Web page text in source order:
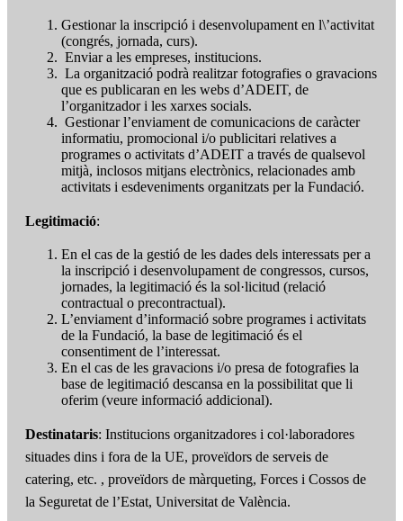
Gestionar la inscripció i desenvolupament en l\’activitat
(congrés, jornada, curs).
Enviar a les empreses, institucions.
La organització podrà realitzar fotografies o gravacions
que es publicaran en les webs d’ADEIT, de
l’organitzador i les xarxes socials.
Gestionar l’enviament de comunicacions de caràcter
informatiu, promocional i/o publicitari relatives a
programes o activitats d’ADEIT a través de qualsevol
mitjà, inclosos mitjans electrònics, relacionades amb
activitats i esdeveniments organitzats per la Fundació.
Legitimació:
En el cas de la gestió de les dades dels interessats per a
la inscripció i desenvolupament de congressos, cursos,
jornades, la legitimació és la sol·licitud (relació
contractual o precontractual).
L’enviament d’informació sobre programes i activitats
de la Fundació, la base de legitimació és el
consentiment de l’interessat.
En el cas de les gravacions i/o presa de fotografies la
base de legitimació descansa en la possibilitat que li
oferim (veure informació addicional).
Destinataris: Institucions organitzadores i col·laboradores
situades dins i fora de la UE, proveïdors de serveis de
catering, etc. , proveïdors de màrqueting, Forces i Cossos de
la Seguretat de l’Estat, Universitat de València.